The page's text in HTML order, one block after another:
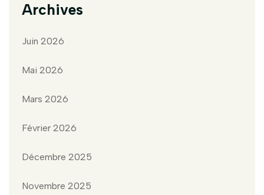
Archives
Juin 2026
Mai 2026
Mars 2026
Février 2026
Décembre 2025
Novembre 2025